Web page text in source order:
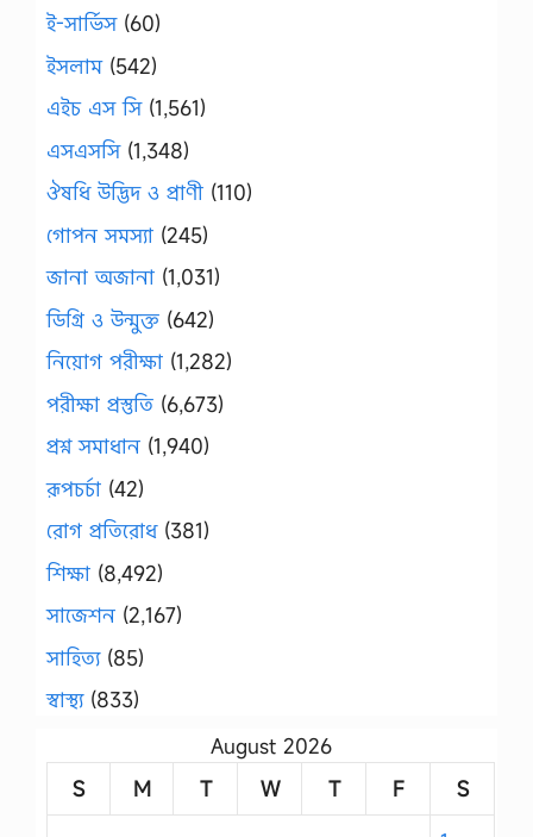
ই-সার্ভিস(60)
ইসলাম(542)
এইচ এস সি(1,561)
এসএসসি(1,348)
ঔষধি উদ্ভিদ ও প্রাণী (110)
গোপন সমস্যা (245)
জানা অজানা (1,031)
ডিগ্রি ও উন্মুক্ত (642)
নিয়োগ পরীক্ষা (1,282)
পরীক্ষা প্রস্তুতি (6,673)
প্রশ্ন সমাধান (1,940)
রূপচর্চা (42)
রোগ প্রতিরোধ(381)
শিক্ষা (8,492)
সাজেশন (2,167)
সাহিত্য(85)
স্বাস্থ্য(833)
August 2026
S
M T W T F
S